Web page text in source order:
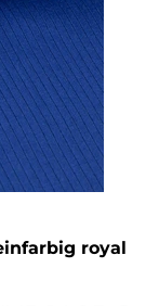
royal